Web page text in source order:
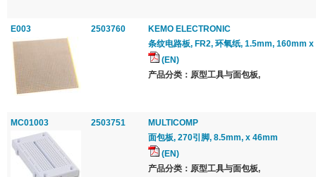
E003 2503760
KEMO ELECTRONIC
条纹电路板, FR2, 环氧纸, 1.5mm, 160mm
(EN)
产品分类：原型工具与面包板,
MC01003 2503751
MULTICOMP
面包板, 270引脚, 8.5mm, x 46mm
(EN)
产品分类：原型工具与面包板,